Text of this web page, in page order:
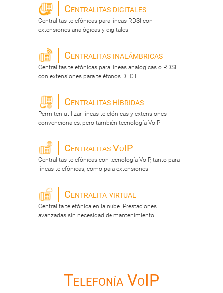
Centralitas digitales
Centralitas telefónicas para líneas RDSI con
extensiones analógicas y digitales
Centralitas inalámbricas
Centralitas telefónicas para líneas analógicas o RDSI
con extensiones para teléfonos DECT
Centralitas híbridas
Permiten utilizar líneas telefónicas y extensiones
convencionales, pero también tecnología VoIP
Centralitas VoIP
Centralitas telefónicas con tecnología VoIP, tanto para
líneas telefónicas, como para extensiones
Centralita virtual
Centralita telefónica en la nube. Prestaciones
avanzadas sin necesidad de mantenimiento
Telefonía VoIP